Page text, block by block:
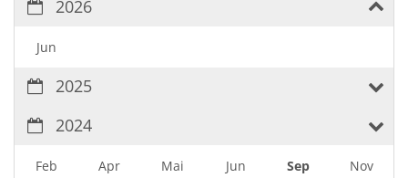
2026
Jun
2025
2024
Feb Apr Mai Jun Sep Nov